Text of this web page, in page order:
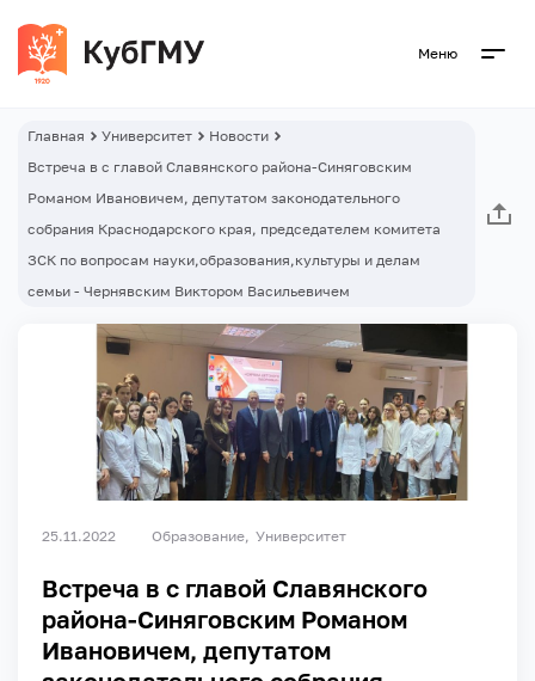
Меню
Главная Университет
Новости
Встреча в с главой Славянского района-Синяговским
Романом Ивановичем, депутатом законодательного
собрания Краснодарского края, председателем комитета
ЗСК по вопросам науки,образования,культуры и делам
семьи - Чернявским Виктором Васильевичем
25.11.2022 Образование Университет
Встреча в с главой Славянского
района-Синяговским Романом
Ивановичем, депутатом